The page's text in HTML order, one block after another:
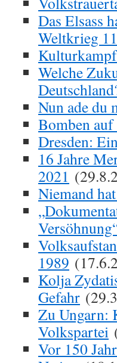
Das Elsass
Weltkrieg
Welche
Nun ade du
Bomben
Dresden:
16 Jahre
2021
Niemand
1989
Kolja
Gefahr
Zu Ungarn:
Volkspartei
Vor 150